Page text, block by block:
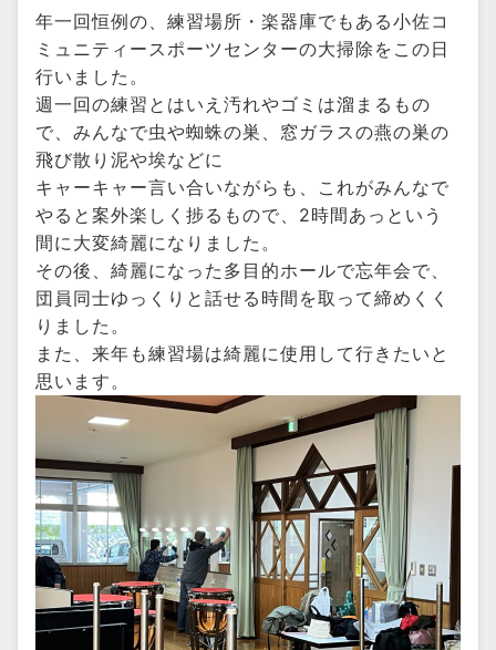
年一回恒例の、練習場所・楽器庫でもある小佐コ
ミュニティースポーツセンターの大掃除をこの日
行いました。
週一回の練習とはいえ汚れやゴミは溜まるもの
で、みんなで虫や蜘蛛の巣、窓ガラスの燕の巣の
飛び散り泥や埃などに
キャーキャー言い合いながらも、これがみんなで
やると案外楽しく捗るもので、2時間あっという
間に大変綺麗になりました。
その後、綺麗になった多目的ホールで忘年会で、
団員同士ゆっくりと話せる時間を取って締めくく
りました。
また、来年も練習場は綺麗に使用して行きたいと
思います。